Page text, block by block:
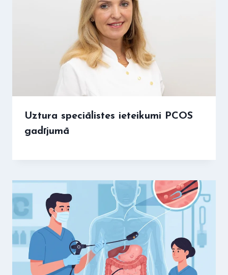
Uztura speciālistes ieteikumi PCOS
gadījumā